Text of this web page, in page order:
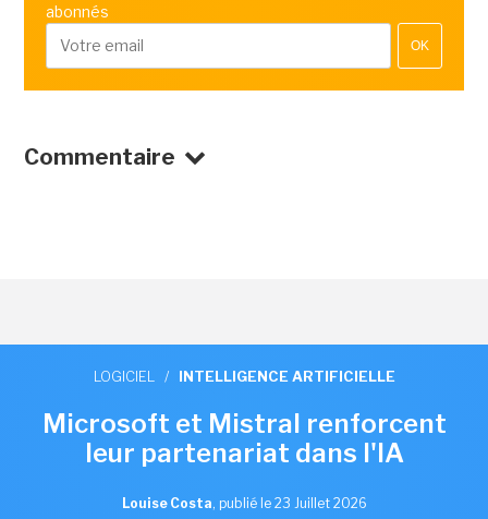
abonnés
OK
Commentaire
LOGICIEL / INTELLIGENCE ARTIFICIELLE
Microsoft et Mistral renforcent
leur partenariat dans l'IA
Louise Costa, publié le 23 Juillet 2026